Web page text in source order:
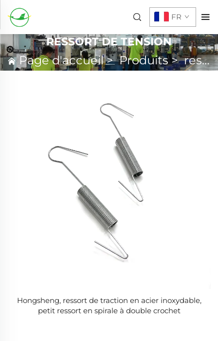
FR
RESSORT DE TENSION
Page d'accueil>Produits>ressort personnalisé
Hongsheng, ressort de traction en acier inoxydable,
petit ressort en spirale à double crochet